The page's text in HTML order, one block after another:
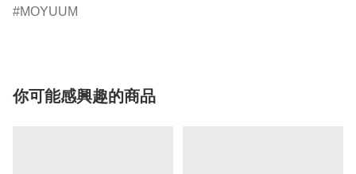
MOYUUM
你可能感興趣的商品